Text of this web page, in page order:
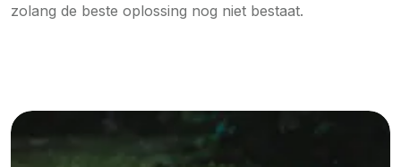
zolang de beste oplossing nog niet bestaat.